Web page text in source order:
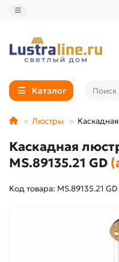
Каталог
Люстры
Каскадная
MS.89135.21 GD
Код товара: MS.89135.21 GD